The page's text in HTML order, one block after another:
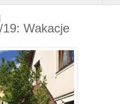
Wakacje